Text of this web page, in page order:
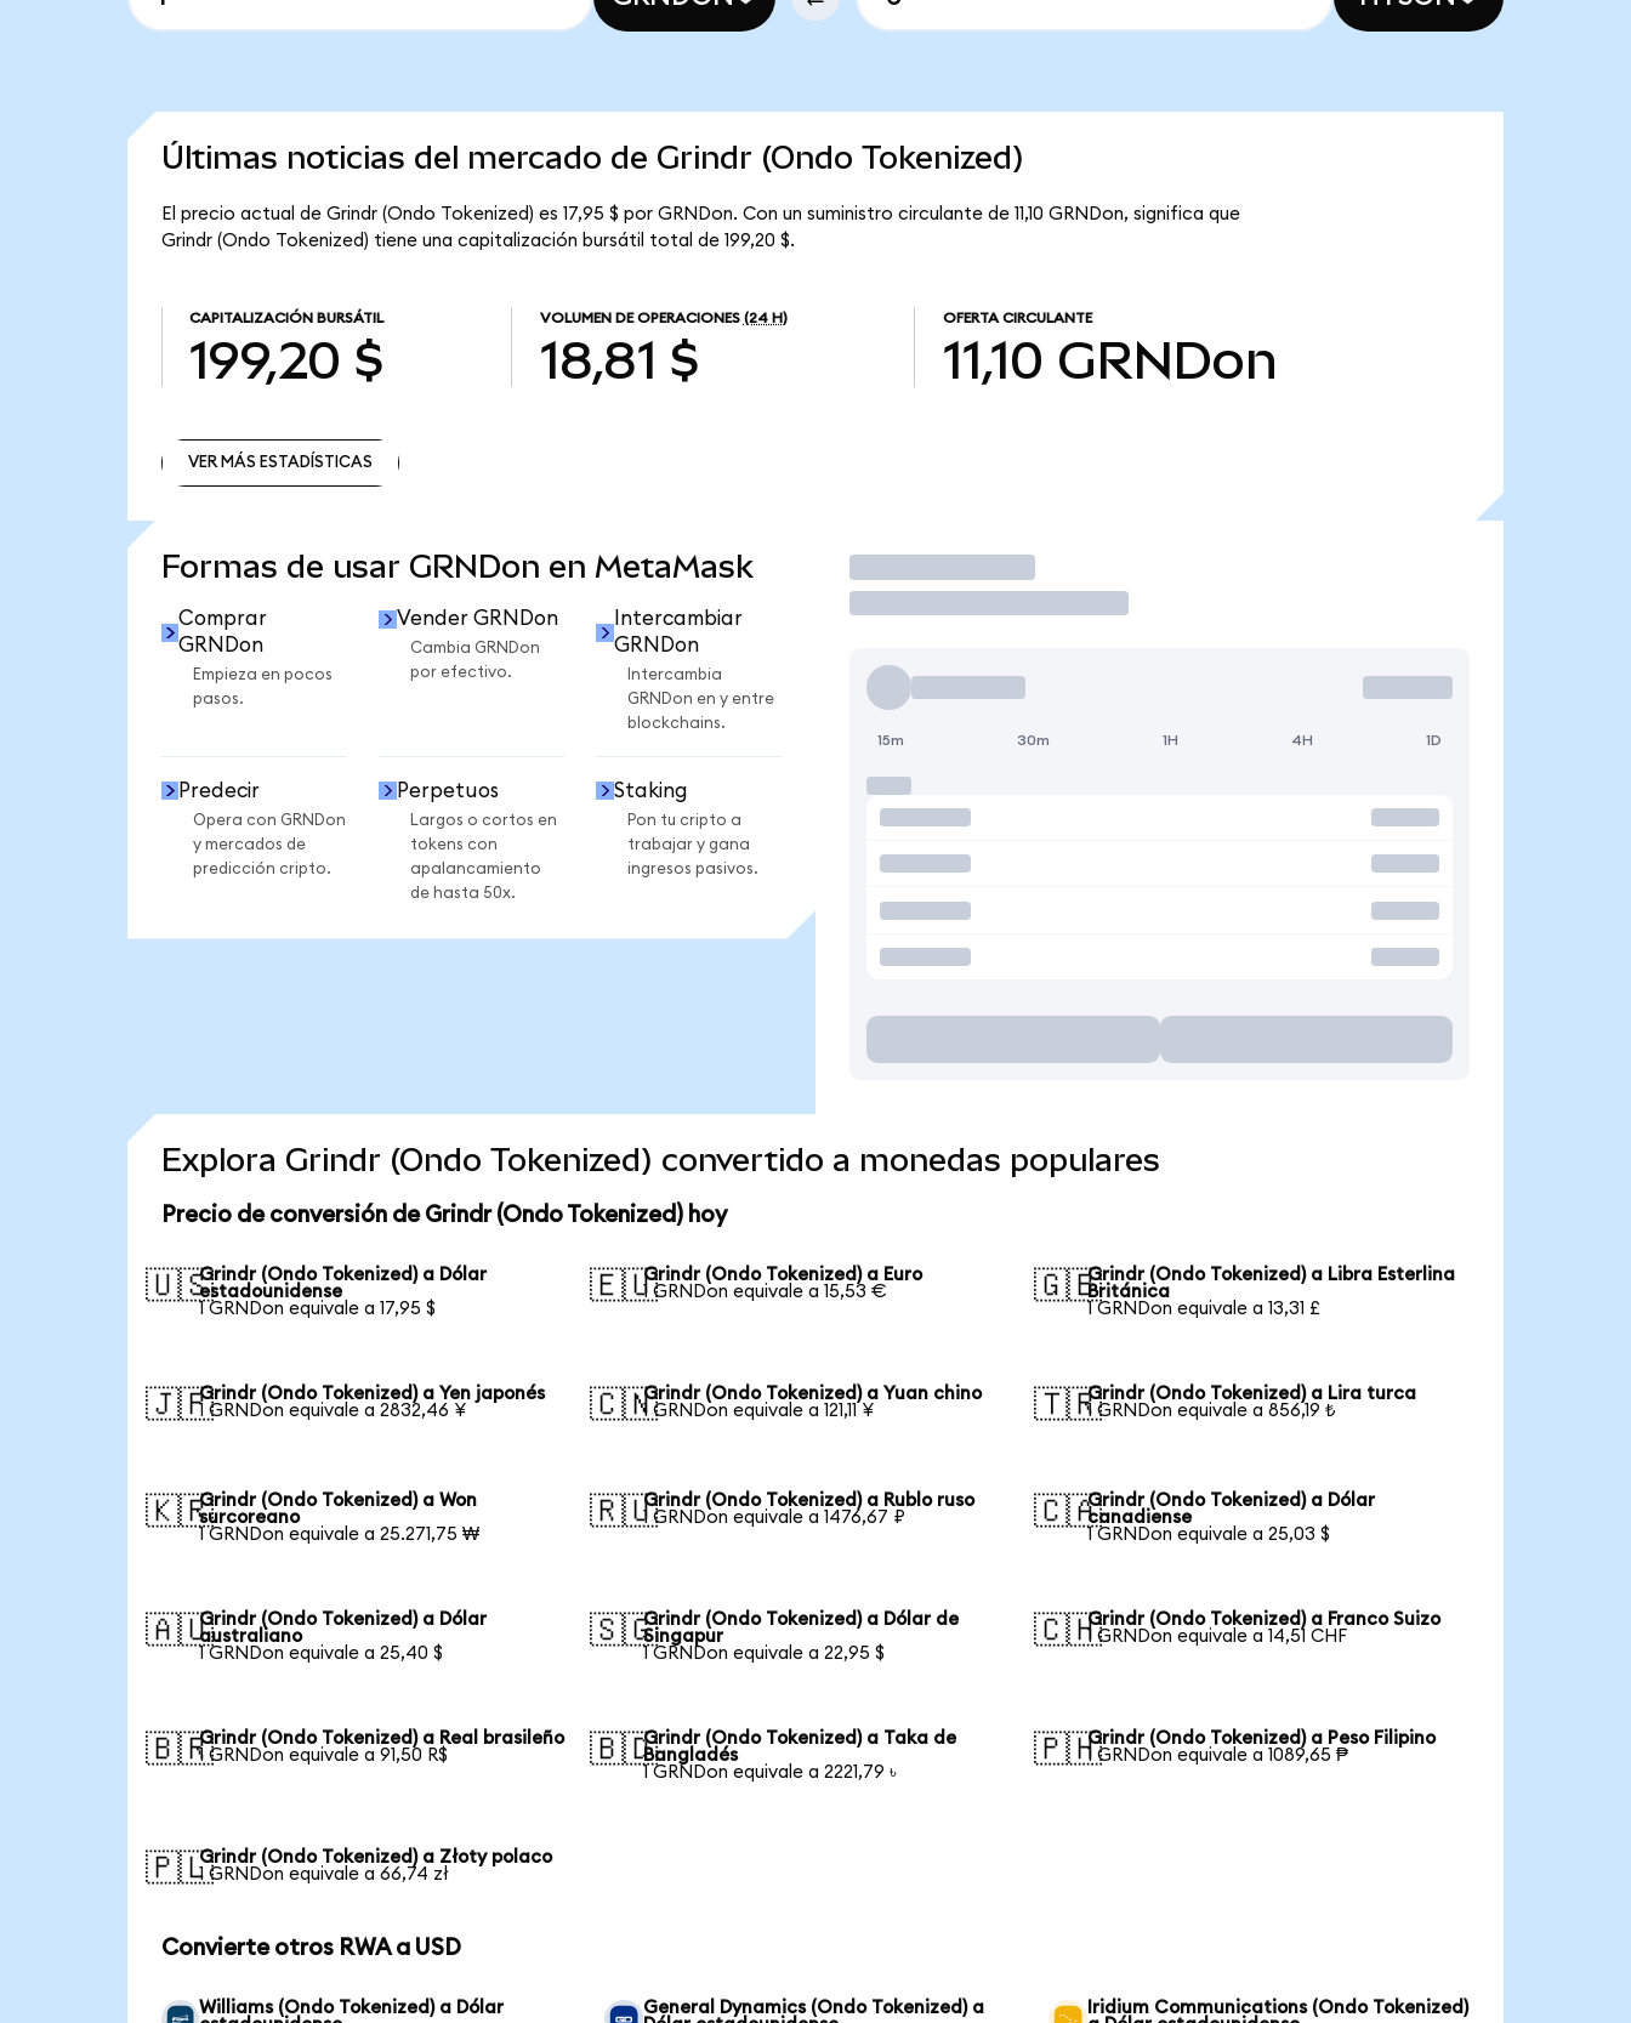
Últimas noticias del mercado de Grindr (Ondo Tokenized)
El precio actual de Grindr (Ondo Tokenized) es 17,95 $ por GRNDon. Con un suministro circulante de 11,10 GRNDon, significa que
Grindr (Ondo Tokenized) tiene una capitalización bursátil total de 199,20 $.
CAPITALIZACIÓN BURSÁTIL
199,20 $
VOLUMEN DE OPERACIONES (24 H)
18,81 $
OFERTA CIRCULANTE
11,10 GRNDon
VER MÁS ESTADÍSTICAS
Formas de usar GRNDon en MetaMask
Comprar
GRNDon
Empieza en pocos
pasos.
Vender GRNDon
Cambia GRNDon
por efectivo.
Intercambiar
GRNDon
Intercambia
GRNDon en y entre
blockchains.
Predecir
Opera con GRNDon
y mercados de
predicción cripto.
Perpetuos
Largos o cortos en
tokens con
apalancamiento
de hasta 50x.
Staking
Pon tu cripto a
trabajar y gana
ingresos pasivos.
Operar
15m 30m 1H 4H 1D
Explora Grindr (Ondo Tokenized) convertido a monedas populares
Precio de conversión de Grindr (Ondo Tokenized) hoy
🇺🇸Grindr (Ondo Tokenized) a Dólar
estadounidense
1 GRNDon equivale a 17,95 $
🇪🇺Grindr (Ondo Tokenized) a Euro
1 GRNDon equivale a 15,53 €
🇬🇧Grindr (Ondo Tokenized) a Libra Esterlina
Británica
1 GRNDon equivale a 13,31 £
🇯🇵Grindr (Ondo Tokenized) a Yen japonés
1 GRNDon equivale a 2832,46 ¥
🇨🇳Grindr (Ondo Tokenized) a Yuan chino
1 GRNDon equivale a 121,11 ¥
🇹🇷Grindr (Ondo Tokenized) a Lira turca
1 GRNDon equivale a 856,19 ₺
🇰🇷Grindr (Ondo Tokenized) a Won
surcoreano
1 GRNDon equivale a 25.271,75 ₩
🇷🇺Grindr (Ondo Tokenized) a Rublo ruso
1 GRNDon equivale a 1476,67 ₽
🇨🇦Grindr (Ondo Tokenized) a Dólar
canadiense
1 GRNDon equivale a 25,03 $
🇦🇺Grindr (Ondo Tokenized) a Dólar
australiano
1 GRNDon equivale a 25,40 $
🇸🇬Grindr (Ondo Tokenized) a Dólar de
Singapur
1 GRNDon equivale a 22,95 $
🇨🇭Grindr (Ondo Tokenized) a Franco Suizo
1 GRNDon equivale a 14,51 CHF
🇧🇷Grindr (Ondo Tokenized) a Real brasileño
1 GRNDon equivale a 91,50 R$
🇧🇩Grindr (Ondo Tokenized) a Taka de
Bangladés
1 GRNDon equivale a 2221,79 ৳
🇵🇭Grindr (Ondo Tokenized) a Peso Filipino
1 GRNDon equivale a 1089,65 ₱
🇵🇱Grindr (Ondo Tokenized) a Złoty polaco
1 GRNDon equivale a 66,74 zł
Convierte otros RWA a USD
Williams (Ondo Tokenized) a Dólar
General Dynamics (Ondo Tokenized) a
Iridium Communications (Ondo Tokenized)